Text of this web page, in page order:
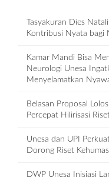
Tasyakuran Dies
Kontribusi Nyata bagi
Kamar Mandi Bisa
Neurologi Unesa
Menyelamatkan
Belasan Proposal
Percepat Hilirisasi
Unesa dan UPI
Dorong Riset
DWP Unesa Inisiasi